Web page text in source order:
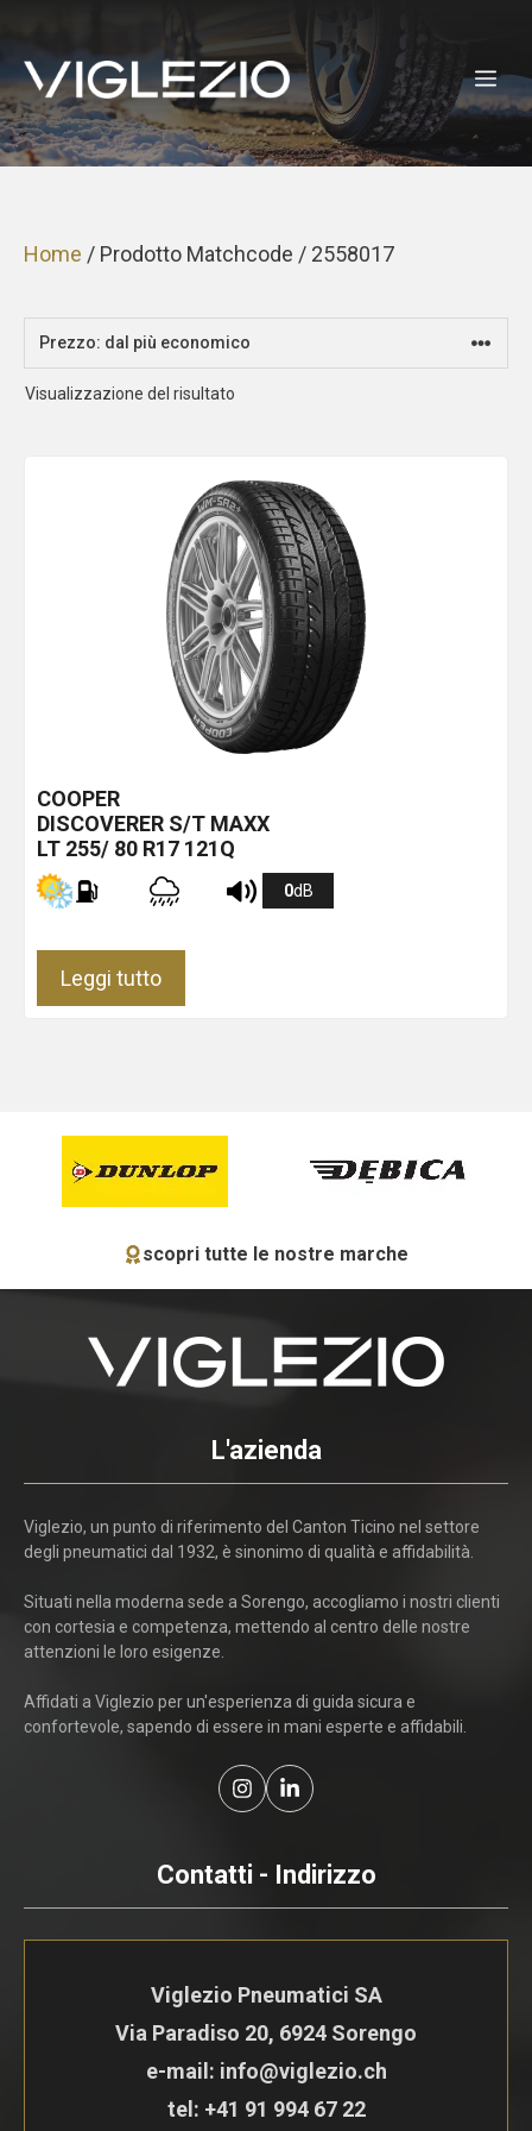
contenuto
Home / Prodotto Matchcode / 2558017
Visualizzazione del risultato
COOPER
DISCOVERER S/T MAXX
LT 255/ 80 R17 121Q
0dB
Leggi tutto
scopri tutte le nostre marche
L'azienda
Viglezio, un punto di riferimento del Canton Ticino nel settore
degli pneumatici dal 1932, è sinonimo di qualità e affidabilità.
Situati nella moderna sede a Sorengo, accogliamo i nostri clienti
con cortesia e competenza, mettendo al centro delle nostre
attenzioni le loro esigenze.
Affidati a Viglezio per un'esperienza di guida sicura e
confortevole, sapendo di essere in mani esperte e affidabili.
Contatti - Indirizzo
Viglezio Pneumatici SA
Via Paradiso 20, 6924 Sorengo
e-mail: info@viglezio.ch
tel: +41 91 994 67 22